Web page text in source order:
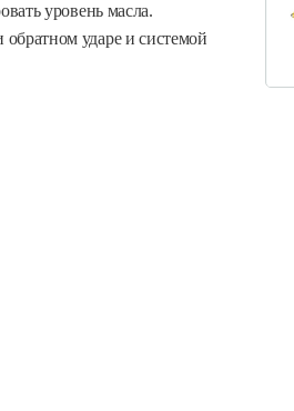
уровень масла.
ударе и системой